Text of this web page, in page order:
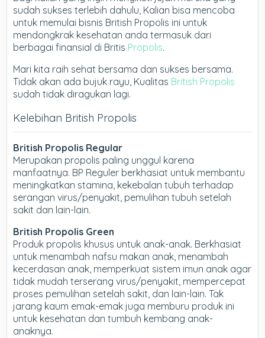
sudah sukses terlebih dahulu, Kalian bisa mencoba
untuk memulai bisnis British Propolis ini untuk
mendongkrak kesehatan anda termasuk dari
berbagai finansial di Britis Propolis.
Mari kita raih sehat bersama dan sukses bersama.
Tidak akan ada bujuk rayu, Kualitas British Propolis
sudah tidak diragukan lagi.
Kelebihan British Propolis
British Propolis Regular
Merupakan propolis paling unggul karena
manfaatnya. BP Reguler berkhasiat untuk membantu
meningkatkan stamina, kekebalan tubuh terhadap
serangan virus/penyakit, pemulihan tubuh setelah
sakit dan lain-lain.
British Propolis Green
Produk propolis khusus untuk anak-anak. Berkhasiat
untuk menambah nafsu makan anak, menambah
kecerdasan anak, memperkuat sistem imun anak agar
tidak mudah terserang virus/penyakit, mempercepat
proses pemulihan setelah sakit, dan lain-lain. Tak
jarang kaum emak-emak juga memburu produk ini
untuk kesehatan dan tumbuh kembang anak-
anaknya.